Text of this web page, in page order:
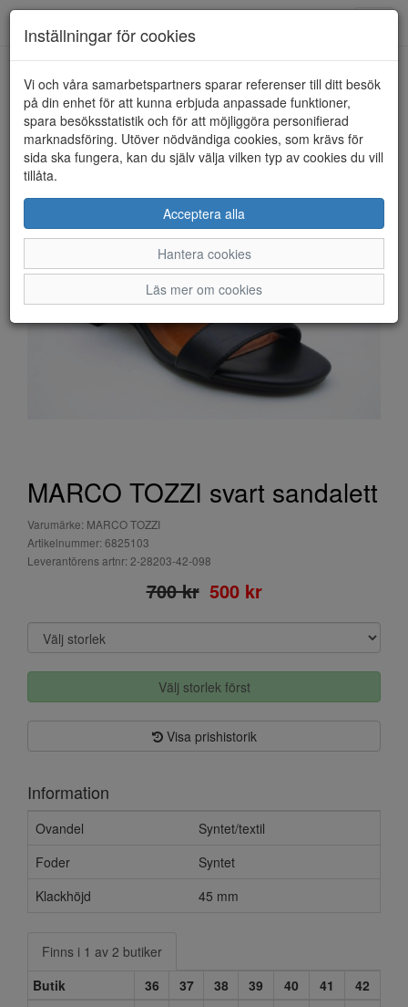
HEM MARCO TOZZI
MARCO TOZZI svart sandalett
Varumärke: MARCO TOZZI
Artikelnummer: 6825103
Leverantörens artnr: 2-28203-42-098
700 kr 500 kr
Välj storlek först
Visa prishistorik
Information
Ovandel
Syntet/textil
Foder
Syntet
Klackhöjd
45 mm
Finns i 1 av 2 butiker
Butik
36 37 38 39 40 41
42
Inställningar för cookies
Vi och våra samarbetspartners sparar referenser till ditt besök
på din enhet för att kunna erbjuda anpassade funktioner,
spara besöksstatistik och för att möjliggöra personifierad
marknadsföring. Utöver nödvändiga cookies, som krävs för
sida ska fungera, kan du själv välja vilken typ av cookies du vill
tillåta.
Acceptera alla
Hantera cookies
Läs mer om cookies